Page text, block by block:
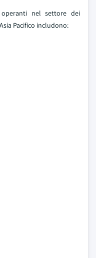
nel settore dei
Pacifico includono: